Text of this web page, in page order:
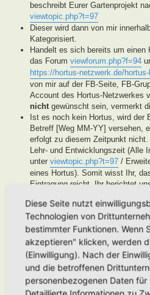
beschreibt Eurer Gartenprojekt
viewtopic.php?t=97
Dieser wird dann von mir
Kategorisiert.
Handelt es sich bereits um
das Forum viewforum.php?f=94
https://hortus-netzwerk.de/
von mir auf der FB-Seite, FB-
Account des Hortus-Netzwerkes
nichtgewünscht sein, vermerkt
Ist es noch kein Hortus, wird der
Betreff [Weg MM-YY] versehen,
erfolgt zu diesem Zeitpunkt
Lehr- und Entwicklungszeit (Alle
unter viewtopic.php?t=97 /
eines Hortus). Somit wisst Ihr,
Eintragung reicht, Ihr berichtet
der Entwicklung Eures Gartens.
Meinung ist, Euer Garten ist
eintragen. Eine Überprüfung
Lehr- und Entwicklungsjahres.
Aktivität fest, werden wir die
Handelt es sich generell um
Hortanes Habitat (Alle
Hortus mit den drei Zonen
Diese Seite nutzt
Technologien von
bestimmter Funktionen. Wenn
akzeptieren" klicken, werden
(Einwilligung). Nach der
und die betroffenen
personenbezogenen Daten